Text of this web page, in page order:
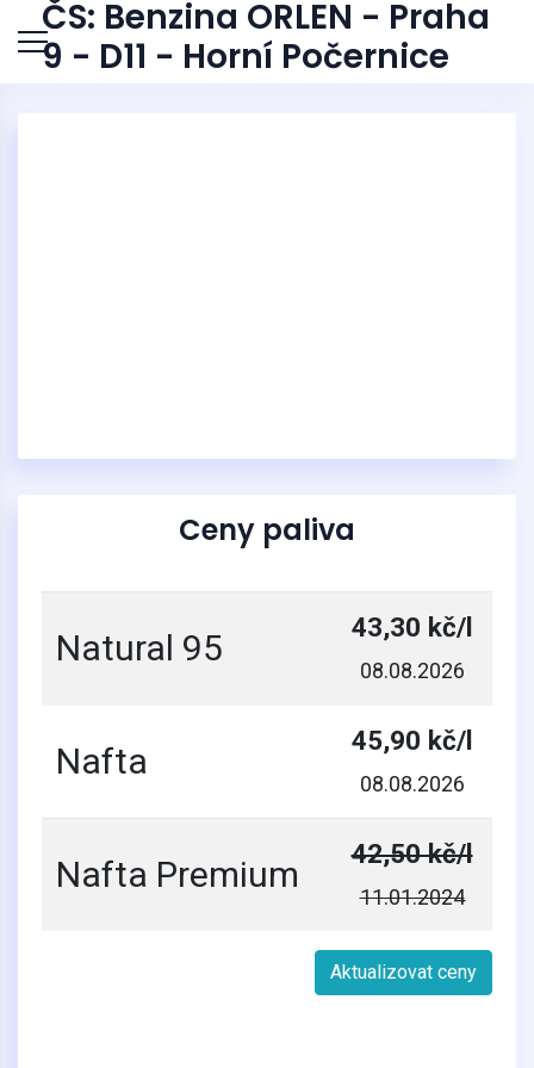
ČS: Benzina ORLEN - Praha
9 - D11 - Horní Počernice
Ceny paliva
Natural 95 43,30 kč/l
08.08.2026
Nafta 45,90 kč/l
08.08.2026
Nafta Premium 42,50 kč/l
11.01.2024
Aktualizovat ceny